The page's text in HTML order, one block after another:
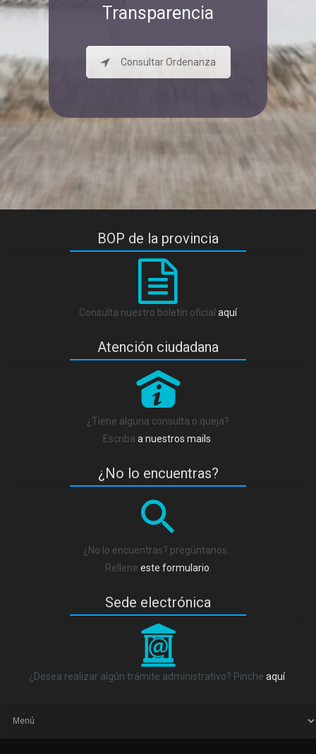
Transparencia
Consultar Ordenanza
BOP de la provincia
Consulta nuestro boletín oficial aquí
Atención ciudadana
P
¿Tiene alguna consulta o queja?
Escriba a nuestros mails.
¿No lo encuentras?
¿No lo encuentras? pregúntanos…
Rellene este formulario.
Sede electrónica
_
¿Desea realizar algún trámite administrativo? Pinche aquí.